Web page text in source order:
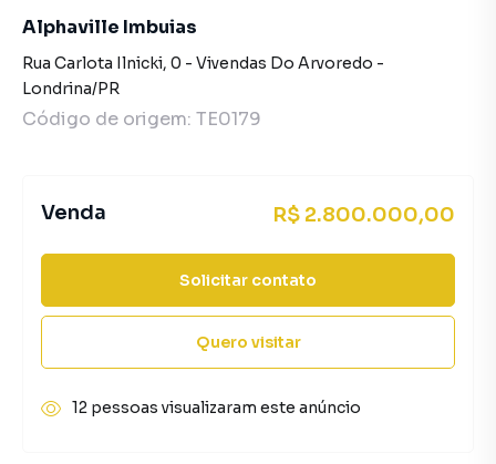
Alphaville Imbuias
Rua Carlota Ilnicki, 0 - Vivendas Do Arvoredo -
Londrina/PR
Código de origem: TE0179
Venda R$ 2.800.000,00
Solicitar contato
Quero visitar
12 pessoas visualizaram este anúncio